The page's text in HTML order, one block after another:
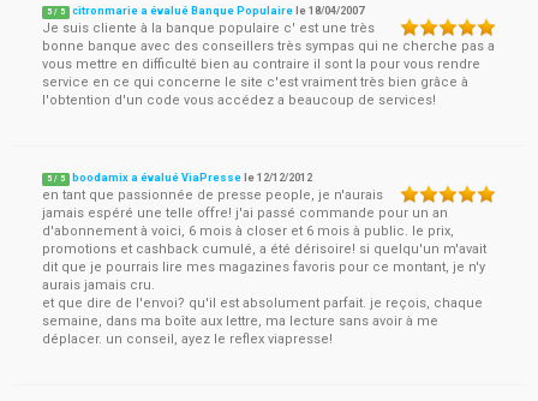
5 / 5 citronmarie a évalué Banque Populaire le18/04/2007
Je suis cliente à la banque populaire c' est une très
bonne banque avec des conseillers très sympas qui ne cherche pas a
vous mettre en difficulté bien au contraire il sont la pour vous rendre
service en ce qui concerne le site c'est vraiment très bien grâce à
l'obtention d'un code vous accédez a beaucoup de services!
5 / 5 boodamix a évalué ViaPresse le12/12/2012
en tant que passionnée de presse people, je n'aurais
jamais espéré une telle offre! j'ai passé commande pour un an
d'abonnement à voici, 6 mois à closer et 6 mois à public. le prix,
promotions et cashback cumulé, a été dérisoire! si quelqu'un m'avait
dit que je pourrais lire mes magazines favoris pour ce montant, je n'y
aurais jamais cru.
et que dire de l'envoi? qu'il est absolument parfait. je reçois, chaque
semaine, dans ma boîte aux lettre, ma lecture sans avoir à me
déplacer. un conseil, ayez le reflex viapresse!